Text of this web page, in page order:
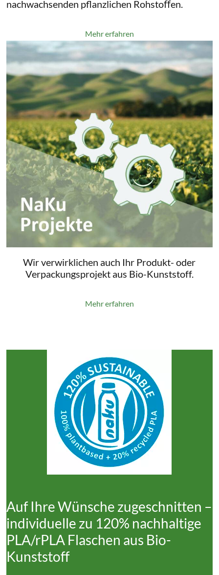
nachwachsenden pflanzlichen Rohstoﬀen.
Mehr erfahren
Wir verwirklichen auch Ihr Produkt- oder
Verpackungsprojekt aus Bio-Kunststoff.
Mehr erfahren
Auf Ihre Wünsche zugeschnitten –
individuelle zu 120% nachhaltige
PLA/rPLA Flaschen aus Bio-
Kunststoff